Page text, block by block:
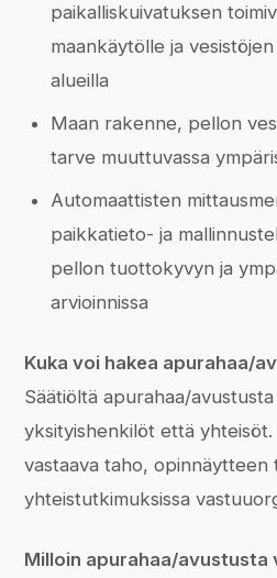
paikalliskuivatuksen
maankäytölle ja
alueilla
Maan rakenne, pellon
tarve muuttuvassa
Automaattisten
paikkatieto- ja
pellon tuottokyvyn ja
arvioinnissa
Kuka voi hakea apurahaa/
Säätiöltä apurahaa/
yksityishenkilöt että
vastaava taho, opinnäytteen
yhteistutkimuksissa
Milloin apurahaa/avustusta